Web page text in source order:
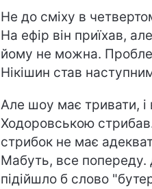
Не до сміху в
На ефір він приїхав,
йому не можна.
Нікішин став
Але шоу має тривати, і
Ходоровською
стрибок не має
Мабуть, все попереду.
підійшло б слово